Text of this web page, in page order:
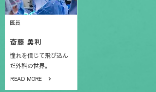
医員
斎藤 勇利
憧れを信じて飛び込ん
だ外科の世界。
READ MORE